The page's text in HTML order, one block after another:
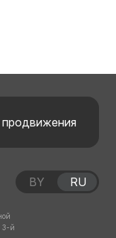
продвижения
3-й
BY RU